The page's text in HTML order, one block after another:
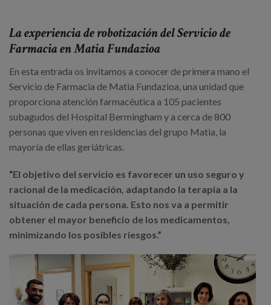
La experiencia de robotización del Servicio de
Farmacia en Matia Fundazioa
En esta entrada os invitamos a conocer de primera mano el
Servicio de Farmacia de Matia Fundazioa, una unidad que
proporciona atención farmacéutica a 105 pacientes
subagudos del Hospital Bermingham y a cerca de 800
personas que viven en residencias del grupo Matia, la
mayoría de ellas geriátricas.
“El objetivo del servicio es favorecer un uso seguro y
racional de la medicación, adaptando la terapia a la
situación de cada persona. Esto nos va a permitir
obtener el mayor beneficio de los medicamentos,
minimizando los posibles riesgos.”